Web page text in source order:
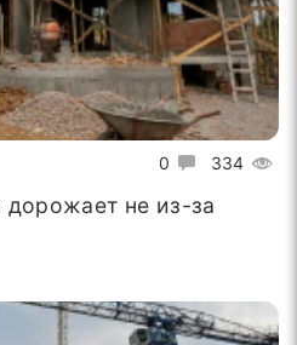
0 334
дорожает не из-за